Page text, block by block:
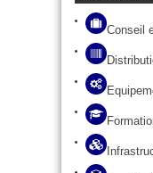
Conseil